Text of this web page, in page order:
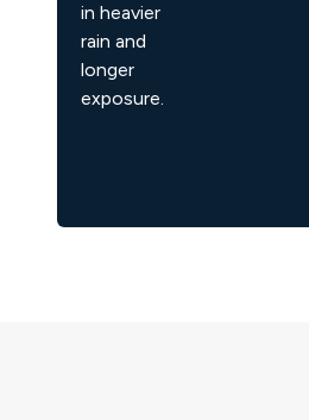
in heavier
rain and
longer
exposure.